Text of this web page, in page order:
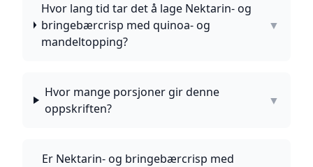
Hvor lang tid tar det å lage Nektarin- og
bringebærcrisp med quinoa- og
mandeltopping?
▼
Hvor mange porsjoner gir denne
oppskriften?
▼
Er Nektarin- og bringebærcrisp med